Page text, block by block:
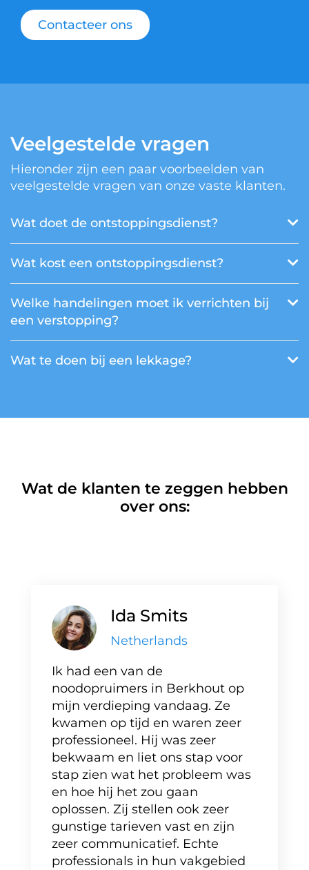
Contacteer ons
Veelgestelde vragen
Hieronder zijn een paar voorbeelden van
veelgestelde vragen van onze vaste klanten.
Wat doet de ontstoppingsdienst?
Wat kost een ontstoppingsdienst?
Welke handelingen moet ik verrichten bij
een verstopping?
Wat te doen bij een lekkage?
Wat de klanten te zeggen hebben
over ons:
Ida Smits
Netherlands
Ik had een van de
noodopruimers in Berkhout op
mijn verdieping vandaag. Ze
kwamen op tijd en waren zeer
professioneel. Hij was zeer
bekwaam en liet ons stap voor
stap zien wat het probleem was
en hoe hij het zou gaan
oplossen. Zij stellen ook zeer
gunstige tarieven vast en zijn
zeer communicatief. Echte
professionals in hun vakgebied